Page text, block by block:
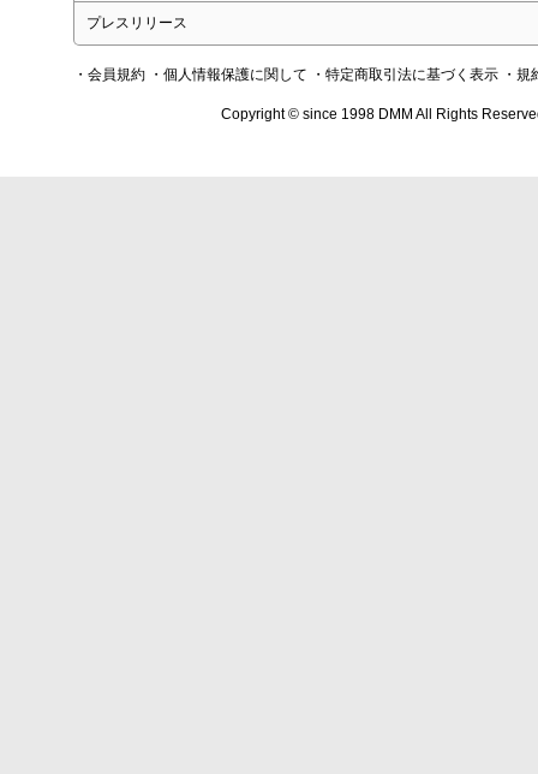
プレスリリース
・会員規約 ・個人情報保護に関して ・特定商取引法に基づく表示 ・規
Copyright © since 1998 DMM All Rights